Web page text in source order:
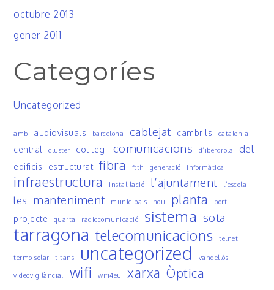
octubre 2013
gener 2011
Categoríes
Uncategorized
amb audiovisuals barcelona cablejat cambrils catalonia
central cluster col·legi comunicacions d’iberdrola del
edificis estructurat fibra ftth generació informàtica
infraestructura instal·lació l’ajuntament l’escola
les manteniment municipals nou planta port
projecte quarta radiocomunicació sistema sota
tarragona telecomunicacions telnet
termo-solar titans uncategorized vandellós
videovigilància, wifi wifi4eu xarxa Òptica